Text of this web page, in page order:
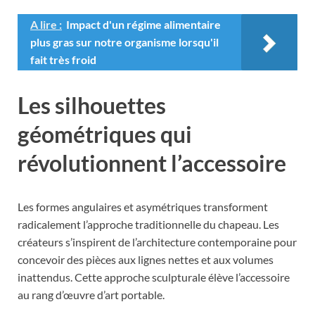
A lire : Impact d'un régime alimentaire
plus gras sur notre organisme lorsqu'il
fait très froid
Les silhouettes
géométriques qui
révolutionnent l’accessoire
Les formes angulaires et asymétriques transforment
radicalement l’approche traditionnelle du chapeau. Les
créateurs s’inspirent de l’architecture contemporaine pour
concevoir des pièces aux lignes nettes et aux volumes
inattendus. Cette approche sculpturale élève l’accessoire
au rang d’œuvre d’art portable.